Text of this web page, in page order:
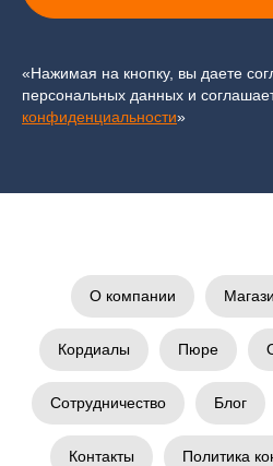
«Нажимая на кнопку, вы даете
персональных данных и
конфиденциальности»
О компании
Кордиалы Пюре
Сотрудничество Блог
Контакты Политика